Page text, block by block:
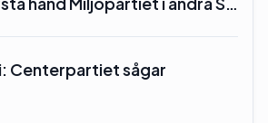
Centerpartiet sågar